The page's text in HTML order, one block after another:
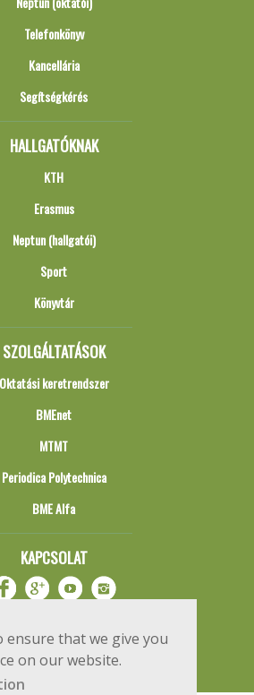
ensure that we give you
on our website.
Telefonkönyv
Kancellária
Segítségkérés
HALLGATÓKNAK
KTH
Erasmus
Neptun (hallgatói)
Sport
Könyvtár
SZOLGÁLTATÁSOK
Oktatási keretrendszer
BMEnet
MTMT
Periodica Polytechnica
BME Alfa
KAPCSOLAT